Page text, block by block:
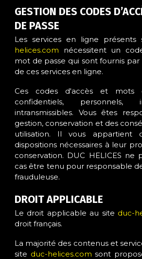
GESTION DES CODES
DE PASSE
Les services en ligne présents
helices.com nécessitent un
mot de passe qui sont fournis par
de ces services en ligne.
Ces codes d'accès et mots
confidentiels, personnels,
intransmissibles. Vous êtes
gestion, conservation et des
utilisation. Il vous appartient
dispositions nécessaires à leur
conservation. DUC HELICES ne
cas être tenu pour responsable
frauduleuse.
DROIT APPLICABLE
Le droit applicable au site duc-
droit français.
La majorité des contenus et
site duc-helices.com sont